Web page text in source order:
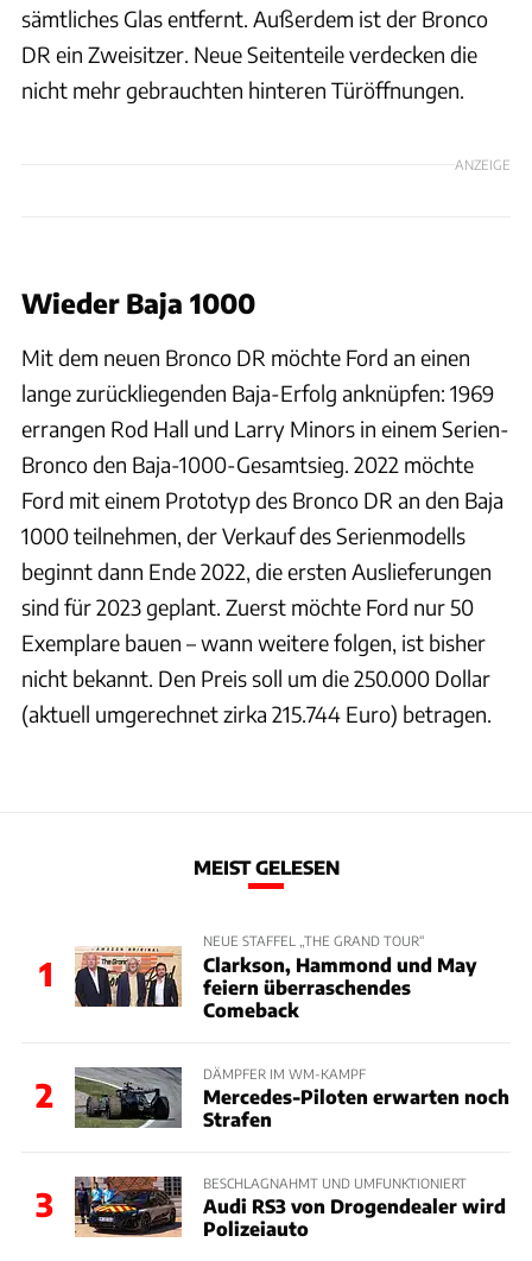
sämtliches Glas entfernt. Außerdem ist der Bronco
DR ein Zweisitzer. Neue Seitenteile verdecken die
nicht mehr gebrauchten hinteren Türöffnungen.
ANZEIGE
Wieder Baja 1000
Mit dem neuen Bronco DR möchte Ford an einen
lange zurückliegenden Baja-Erfolg anknüpfen: 1969
errangen Rod Hall und Larry Minors in einem Serien-
Bronco den Baja-1000-Gesamtsieg. 2022 möchte
Ford mit einem Prototyp des Bronco DR an den Baja
1000 teilnehmen, der Verkauf des Serienmodells
beginnt dann Ende 2022, die ersten Auslieferungen
sind für 2023 geplant. Zuerst möchte Ford nur 50
Exemplare bauen – wann weitere folgen, ist bisher
nicht bekannt. Den Preis soll um die 250.000 Dollar
(aktuell umgerechnet zirka 215.744 Euro) betragen.
MEIST GELESEN
1
NEUE STAFFEL „THE GRAND TOUR“
Clarkson, Hammond und May
feiern überraschendes
Comeback
2
DÄMPFER IM WM-KAMPF
Mercedes-Piloten erwarten noch
Strafen
3
BESCHLAGNAHMT UND UMFUNKTIONIERT
Audi RS3 von Drogendealer wird
Polizeiauto